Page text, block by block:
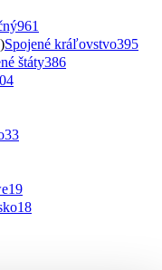
961
Spojené kráľovstvo395
štáty386
33
19
18